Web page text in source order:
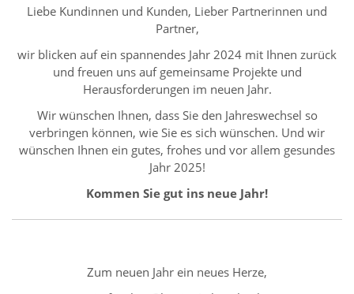
Liebe Kundinnen und Kunden, Lieber Partnerinnen und
Partner,
wir blicken auf ein spannendes Jahr 2024 mit Ihnen zurück
und freuen uns auf gemeinsame Projekte und
Herausforderungen im neuen Jahr.
Wir wünschen Ihnen, dass Sie den Jahreswechsel so
verbringen können, wie Sie es sich wünschen. Und wir
wünschen Ihnen ein gutes, frohes und vor allem gesundes
Jahr 2025!
Kommen Sie gut ins neue Jahr!
Zum neuen Jahr ein neues Herze,